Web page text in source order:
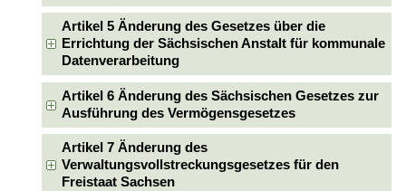
Artikel 5 Änderung des Gesetzes über die
Errichtung der Sächsischen Anstalt für kommunale
Datenverarbeitung
Artikel 6 Änderung des Sächsischen Gesetzes zur
Ausführung des Vermögensgesetzes
Artikel 7 Änderung des
Verwaltungsvollstreckungsgesetzes für den
Freistaat Sachsen